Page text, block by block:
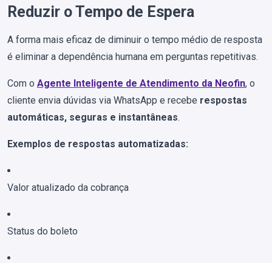
Reduzir o Tempo de Espera
A forma mais eficaz de diminuir o tempo médio de resposta
é eliminar a dependência humana em perguntas repetitivas.
Com o Agente Inteligente de Atendimento da Neofin, o
cliente envia dúvidas via WhatsApp e recebe respostas
automáticas, seguras e instantâneas.
Exemplos de respostas automatizadas:
Valor atualizado da cobrança
Status do boleto